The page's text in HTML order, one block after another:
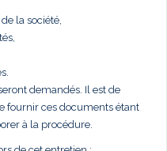
la société,
demandés. Il est de
fournir ces documents étant
à la procédure.